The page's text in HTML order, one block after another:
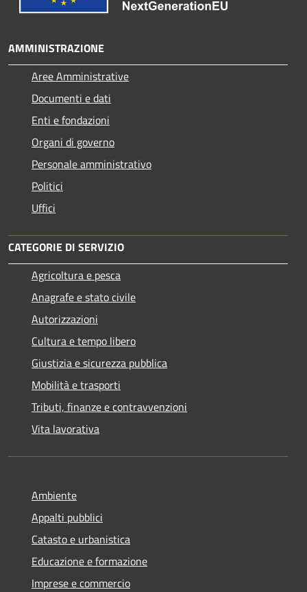
AMMINISTRAZIONE
Aree Amministrative
Documenti e dati
Enti e fondazioni
Organi di governo
Personale amministrativo
Politici
Uffici
CATEGORIE DI SERVIZIO
Agricoltura e pesca
Anagrafe e stato civile
Autorizzazioni
Cultura e tempo libero
Giustizia e sicurezza pubblica
Mobilità e trasporti
Tributi, finanze e contravvenzioni
Vita lavorativa
Ambiente
Appalti pubblici
Catasto e urbanistica
Educazione e formazione
Imprese e commercio